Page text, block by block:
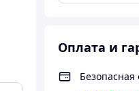
Оплата и
Безопасная